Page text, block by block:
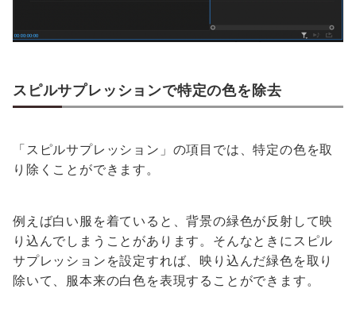
スピルサプレッションで特定の色を除去
「スピルサプレッション」の項目では、特定の色を取
り除くことができます。
例えば白い服を着ていると、背景の緑色が反射して映
り込んでしまうことがあります。そんなときにスピル
サプレッションを設定すれば、映り込んだ緑色を取り
除いて、服本来の白色を表現することができます。